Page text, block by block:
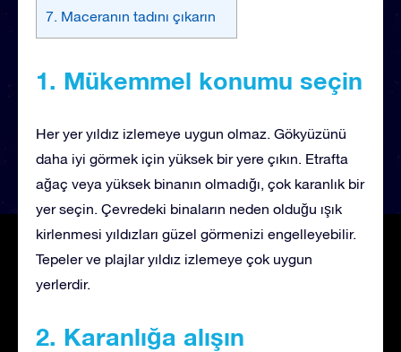
7. Maceranın tadını çıkarın
1. Mükemmel konumu seçin
Her yer yıldız izlemeye uygun olmaz. Gökyüzünü
daha iyi görmek için yüksek bir yere çıkın. Etrafta
ağaç veya yüksek binanın olmadığı, çok karanlık bir
yer seçin. Çevredeki binaların neden olduğu ışık
kirlenmesi yıldızları güzel görmenizi engelleyebilir.
Tepeler ve plajlar yıldız izlemeye çok uygun
yerlerdir.
2. Karanlığa alışın